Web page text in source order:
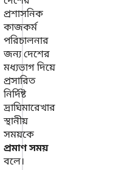
প্রশাসনিক
কাজকর্ম
পরিচালনার
জন্য দেশের
মধ্যভাগ দিয়ে
প্রসারিত
নির্দিষ্ট
দ্রাঘিমারেখার
স্থানীয়
সময়কে
প্রমাণ সময়
বলে।